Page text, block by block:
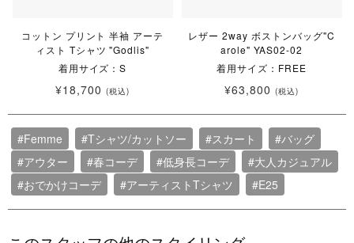
コットン プリント 半袖 アーテ
ィスト Tシャツ "Godlis"
着用サイズ：S
¥18,700 (税込)
レザー 2way ボストンバッグ"C
arole" YAS02-02
着用サイズ：FREE
¥63,800 (税込)
#Femme #Tシャツ/カットソー #スカート
#バッグ
#アウター
#春コーデ #低身長コーデ
#大人カジュアル
#おでかけコーデ
#アーティストTシャツ #E25